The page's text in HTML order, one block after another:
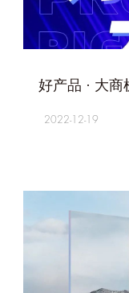
好产品 · 大商
2022-12-19